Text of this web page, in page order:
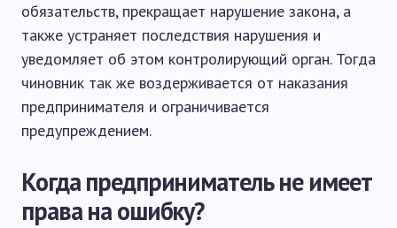
обязательств, прекращает нарушение закона, а
также устраняет последствия нарушения и
уведомляет об этом контролирующий орган. Тогда
чиновник так же воздерживается от наказания
предпринимателя и ограничивается
предупреждением.
Когда предприниматель не имеет
права на ошибку?